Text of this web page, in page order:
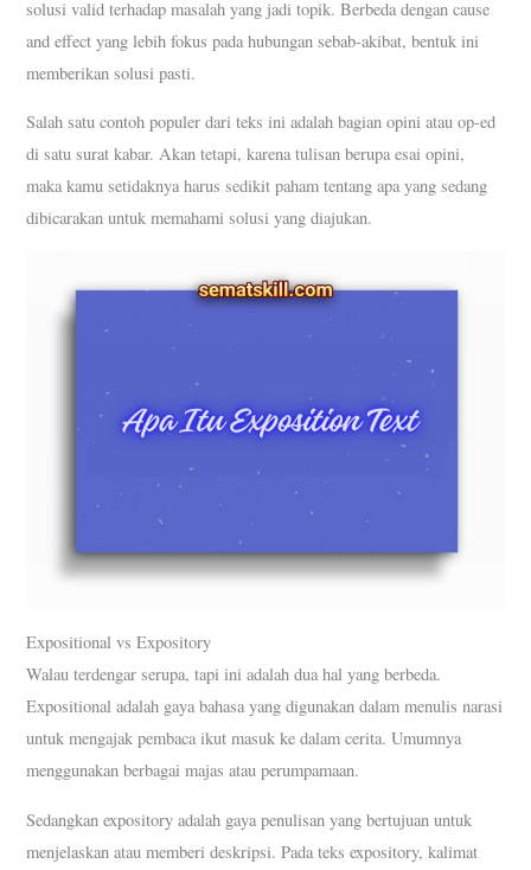
solusi valid terhadap masalah yang jadi topik. Berbeda dengan cause
and effect yang lebih fokus pada hubungan sebab-akibat, bentuk ini
memberikan solusi pasti.
Salah satu contoh populer dari teks ini adalah bagian opini atau op-ed
di satu surat kabar. Akan tetapi, karena tulisan berupa esai opini,
maka kamu setidaknya harus sedikit paham tentang apa yang sedang
dibicarakan untuk memahami solusi yang diajukan.
Expositional vs Expository
Walau terdengar serupa, tapi ini adalah dua hal yang berbeda.
Expositional adalah gaya bahasa yang digunakan dalam menulis narasi
untuk mengajak pembaca ikut masuk ke dalam cerita. Umumnya
menggunakan berbagai majas atau perumpamaan.
Sedangkan expository adalah gaya penulisan yang bertujuan untuk
menjelaskan atau memberi deskripsi. Pada teks expository, kalimat